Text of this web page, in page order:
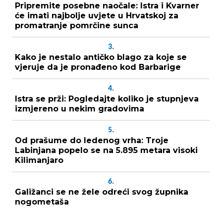
Pripremite posebne naočale: Istra i Kvarner
će imati najbolje uvjete u Hrvatskoj za
promatranje pomrčine sunca
3.
Kako je nestalo antičko blago za koje se
vjeruje da je pronađeno kod Barbarige
4.
Istra se prži: Pogledajte koliko je stupnjeva
izmjereno u nekim gradovima
5.
Od prašume do ledenog vrha: Troje
Labinjana popelo se na 5.895 metara visoki
Kilimanjaro
6.
Galižanci se ne žele odreći svog župnika
nogometaša